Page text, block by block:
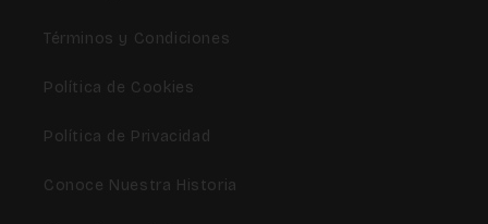
Términos y Condiciones
Política de Cookies
Política de Privacidad
Conoce Nuestra Historia